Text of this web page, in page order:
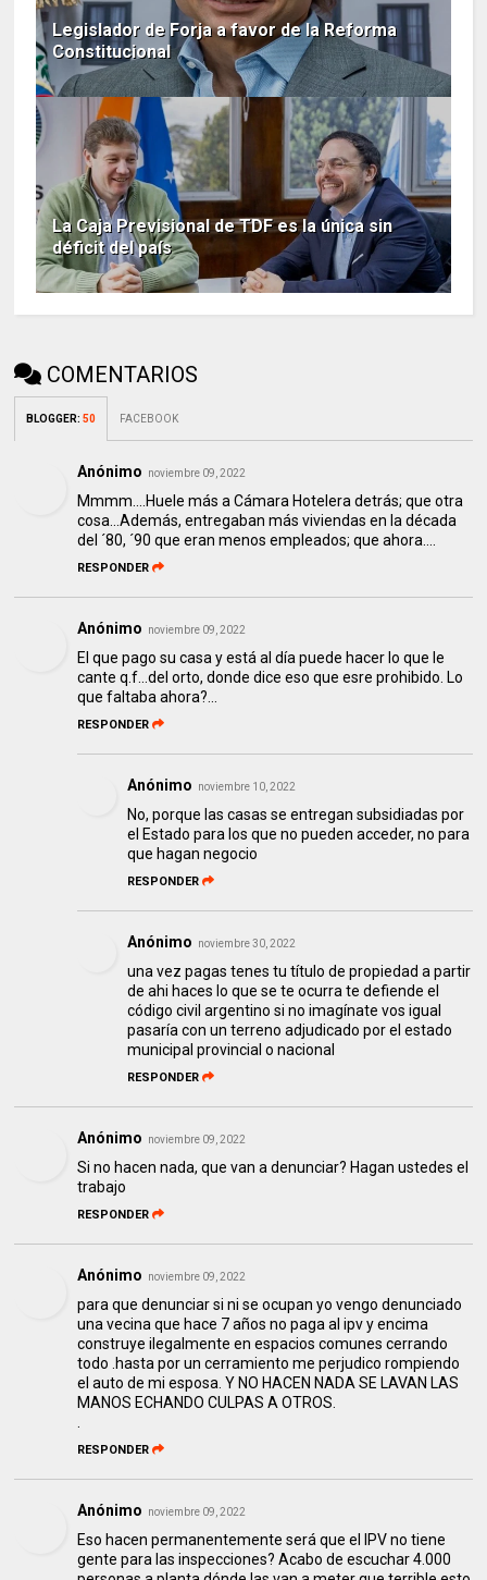
Legislador de Forja a favor de la Reforma
Constitucional
La Caja Previsional de TDF es la única sin
déficit del país
COMENTARIOS
BLOGGER:50 FACEBOOK
Anónimo noviembre 09, 2022
Mmmm....Huele más a Cámara Hotelera detrás; que otra
cosa...Además, entregaban más viviendas en la década
del ´80, ´90 que eran menos empleados; que ahora....
RESPONDER
Anónimo noviembre 09, 2022
El que pago su casa y está al día puede hacer lo que le
cante q.f...del orto, donde dice eso que esre prohibido. Lo
que faltaba ahora?...
RESPONDER
Anónimo noviembre 10, 2022
No, porque las casas se entregan subsidiadas por
el Estado para los que no pueden acceder, no para
que hagan negocio
RESPONDER
Anónimo noviembre 30, 2022
una vez pagas tenes tu título de propiedad a partir
de ahi haces lo que se te ocurra te defiende el
código civil argentino si no imagínate vos igual
pasaría con un terreno adjudicado por el estado
municipal provincial o nacional
RESPONDER
Anónimo noviembre 09, 2022
Si no hacen nada, que van a denunciar? Hagan ustedes el
trabajo
RESPONDER
Anónimo noviembre 09, 2022
para que denunciar si ni se ocupan yo vengo denunciado
una vecina que hace 7 años no paga al ipv y encima
construye ilegalmente en espacios comunes cerrando
todo .hasta por un cerramiento me perjudico rompiendo
el auto de mi esposa. Y NO HACEN NADA SE LAVAN LAS
MANOS ECHANDO CULPAS A OTROS.
.
RESPONDER
Anónimo noviembre 09, 2022
Eso hacen permanentemente será que el IPV no tiene
gente para las inspecciones? Acabo de escuchar 4.000